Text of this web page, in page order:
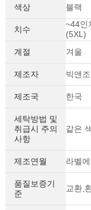
색상 블랙
치수
~44인
(5XL)
계절
겨울
제조자 빅앤
제조국 한국
세탁방법 및
취급시 주의
사항
같은
제조연월 라벨
품질보증기
준
교환,